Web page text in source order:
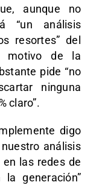
aunque no
“un análisis
resortes” del
motivo de la
pide “no
ninguna
claro”.
digo
análisis
las redes de
generación”